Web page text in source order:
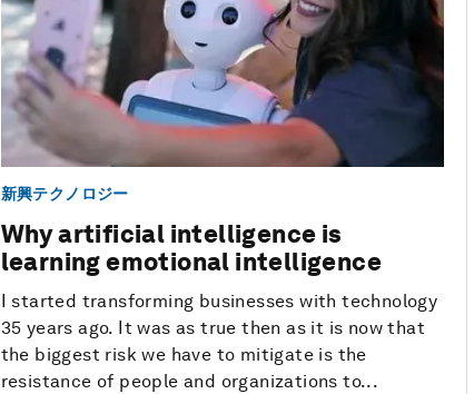
新興テクノロジー
Why artificial intelligence is
learning emotional intelligence
I started transforming businesses with technology
35 years ago. It was as true then as it is now that
the biggest risk we have to mitigate is the
resistance of people and organizations to...